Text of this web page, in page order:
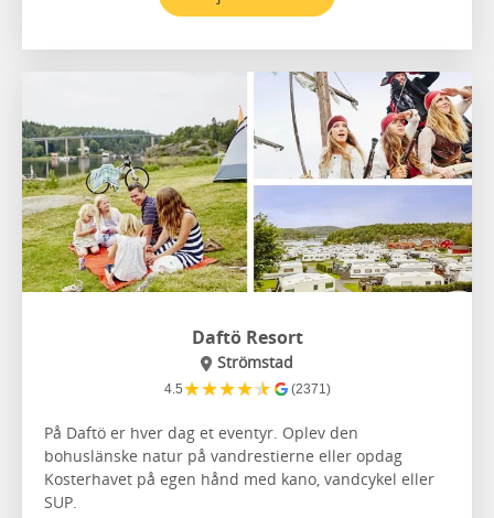
Daftö Resort
Strömstad
4.5★★★★★ (2371)
På Daftö er hver dag et eventyr. Oplev den
bohuslänske natur på vandrestierne eller opdag
Kosterhavet på egen hånd med kano, vandcykel eller
SUP.